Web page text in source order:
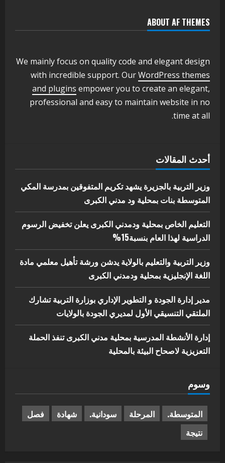
3
وزير التربية والتعليم بالولاية يدشن ورشة
أغسطس 3, 2026
اخر الاخبار الاخبار
مدير إدارة الجودة و التطوير الإداري
بوزارة التربية تشارك الملتقي التنسيقي
5
البيئة بالمحلية
يوليو 29, 2026
ABOUT AF THEMES
We mainly focus on quality code and elegant design
with incredible support. OurWordPress themes
and plugins empower you to create an elegant,
professional and easy to maintain website in no
time at all.
أحدث المقالات
وزير التربية بالجزيرة يشهد تكريم المتفوقين بمدرسة المكي
المتوسطة بنات بمحلية ود مدني الكبرى
التعليم الخاص بمحلية ودمدني الكبرى يعلن تخفيض الرسوم
الدراسية لهذا العام بنسبة15%
وزير التربية والتعليم بالولاية يدشن ورشة تأهيل معلمي مادة
اللغة الإنجليزية بمحلية ودمدني الكبرى
مدير إدارة الجودة و التطوير الإداري بوزارة التربية تشارك
الملتقي التنسيقي الأول لمديري الجودة بالولايات
إدارة الأنشطة المدرسية بمحلية مدني الكبرى تنفذ الحملة
التعزيزية لاصحاح البيئة بالمحلية
وسوم
المتوسطة. المرحلة سودانية. شهادة
فصل
نتيجة